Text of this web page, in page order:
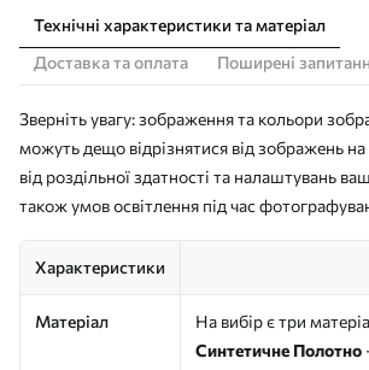
Технічні характеристики та матеріал
Доставка та оплата
Поширені
Зверніть увагу: зображення та кольори
можуть дещо відрізнятися від зображень
від роздільної здатності та налаштувань
також умов освітлення під час
Характеристики
Матеріал
На вибір є три
Синтетичне Полотно